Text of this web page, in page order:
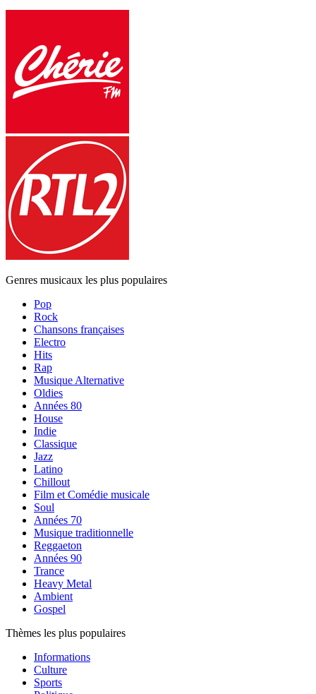
Genres musicaux les plus populaires
Pop
Rock
Chansons françaises
Electro
Hits
Rap
Musique Alternative
Oldies
Années 80
House
Indie
Classique
Jazz
Latino
Chillout
Film et Comédie musicale
Soul
Années 70
Musique traditionnelle
Reggaeton
Années 90
Trance
Heavy Metal
Ambient
Gospel
Thèmes les plus populaires
Informations
Culture
Sports